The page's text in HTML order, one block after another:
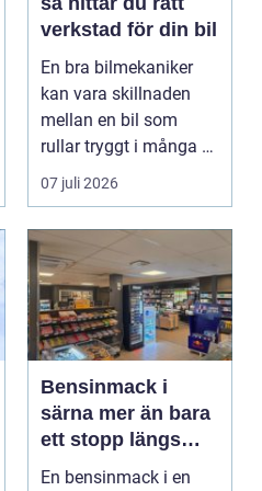
verkstad för din bil
En bra bilmekaniker
kan vara skillnaden
mellan en bil som
rullar tryggt i många år
och återkommande ...
07 juli 2026
Bensinmack i
särna mer än bara
ett stopp längs
vägen
En bensinmack i en